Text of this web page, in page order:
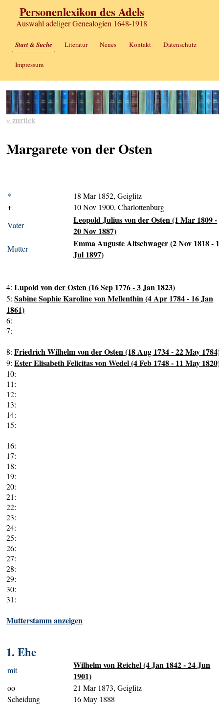
Personenlexikon des Adels
Auswahl adeliger Genealogien 1648-1918
Start & Suche Literatur Neues Kontakt Datenschutz
Impressum
« zurück
Margarete von der Osten
*
18 Mar 1852, Geiglitz
+
10 Nov 1900, Charlottenburg
Vater
Leopold Julius von der Osten (1 Mar 1809 -
20 Nov 1887)
Mutter
Emma Auguste Altschwager (2 Nov 1818 -
Jul 1897)
4:Lupold von der Osten (16 Sep 1776 - 3 Jan 1823)
5:Sabine Sophie Karoline von Mellenthin (4 Apr 1784 - 16 Jan
1861)
6:
7:
8:Friedrich Wilhelm von der Osten (18 Aug 1734 - 22 May
9:Ester Elisabeth Felicitas von Wedel (4 Feb 1748 - 11 May
10:
11:
12:
13:
14:
15:
16:
17:
18:
19:
20:
21:
22:
23:
24:
25:
26:
27:
28:
29:
30:
31:
Mutterstamm anzeigen
1. Ehe
mit
Wilhelm von Reichel (4 Jan 1842 - 24 Jun
1901)
oo
21 Mar 1873, Geiglitz
Scheidung
16 May 1888